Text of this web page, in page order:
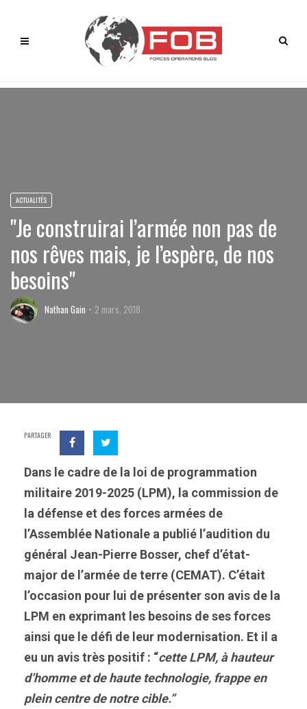
ACTUALITÉS
"Je construirai l’armée non pas de
nos rêves mais, je l’espère, de nos
besoins"
Nathan Gain 2 mars, 2018
PARTAGER
Dans le cadre de la loi de programmation
militaire 2019-2025 (LPM), la commission de
la défense et des forces armées de
l’Assemblée Nationale a publié l’audition du
général Jean-Pierre Bosser, chef d’état-
major de l’armée de terre (CEMAT). C’était
l’occasion pour lui de présenter son avis de la
LPM en exprimant les besoins de ses forces
ainsi que le défi de leur modernisation. Et il a
eu un avis très positif : “cette LPM, à hauteur
d’homme et de haute technologie, frappe en
plein centre de notre cible.”